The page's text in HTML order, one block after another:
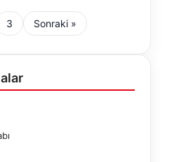
3 Sonraki »